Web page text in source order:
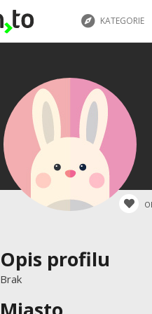
KATEGORIE
Opis profilu
Brak